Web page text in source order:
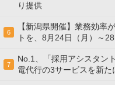
り提供
6
【新潟県開催】業務効率
トを、8月24日（月）～
7
No.1、「採用アシスタン
電代行の3サービスを新た